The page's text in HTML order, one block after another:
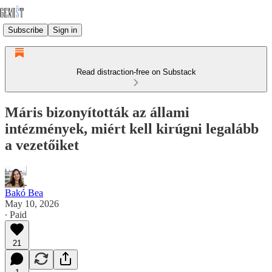
Subscribe Sign in
Read distraction-free on Substack
Máris bizonyították az állami
intézmények, miért kell kirúgni legalább
a vezetőiket
Bakó Bea
May 10, 2026
∙ Paid
21